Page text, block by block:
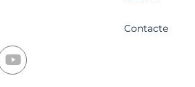
Contacte